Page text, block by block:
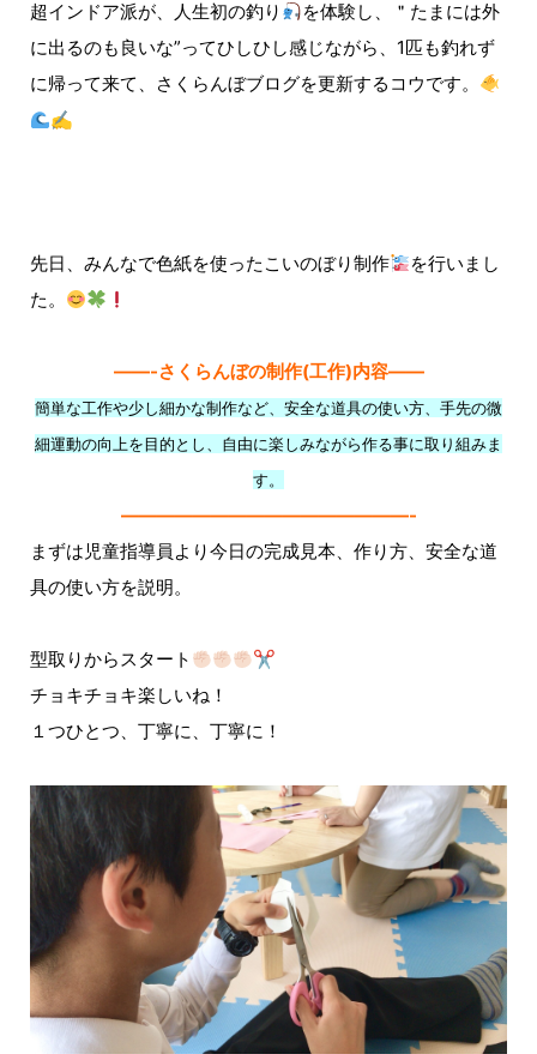
超インドア派が、人生初の釣り
を体験し、＂たまには外
に出るのも良いな”ってひしひし感じながら、1匹も釣れず
に帰って来て、さくらんぼブログを更新するコウです。
✍
先日、みんなで色紙を使ったこいのぼり制作
を行いまし
た。
——-さくらんぼの制作(工作)内容——
簡単な工作や少し細かな制作など、安全な道具の使い方、手先の微
細運動の向上を目的とし、自由に楽しみながら作る事に取り組みま
す。
————————————————-
まずは児童指導員より今日の完成見本、作り方、安全な道
具の使い方を説明。
型取りからスタート
✂
チョキチョキ楽しいね！
１つひとつ、丁寧に、丁寧に！